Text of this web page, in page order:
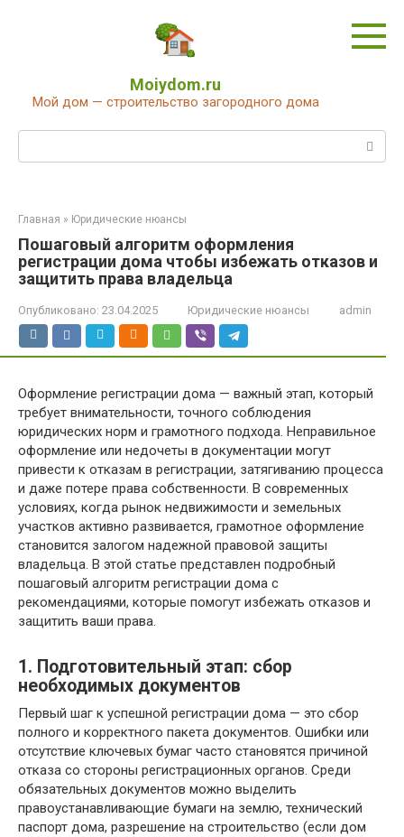
Moiydom.ru
Мой дом — строительство загородного дома
Главная » Юридические нюансы
Пошаговый алгоритм оформления
регистрации дома чтобы избежать отказов и
защитить права владельца
Опубликовано: 23.04.2025 Юридические нюансы admin
Оформление регистрации дома — важный этап, который
требует внимательности, точного соблюдения
юридических норм и грамотного подхода. Неправильное
оформление или недочеты в документации могут
привести к отказам в регистрации, затягиванию процесса
и даже потере права собственности. В современных
условиях, когда рынок недвижимости и земельных
участков активно развивается, грамотное оформление
становится залогом надежной правовой защиты
владельца. В этой статье представлен подробный
пошаговый алгоритм регистрации дома с
рекомендациями, которые помогут избежать отказов и
защитить ваши права.
1. Подготовительный этап: сбор
необходимых документов
Первый шаг к успешной регистрации дома — это сбор
полного и корректного пакета документов. Ошибки или
отсутствие ключевых бумаг часто становятся причиной
отказа со стороны регистрационных органов. Среди
обязательных документов можно выделить
правоустанавливающие бумаги на землю, технический
паспорт дома, разрешение на строительство (если дом